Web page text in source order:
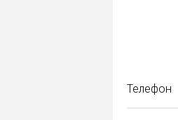
Телефон